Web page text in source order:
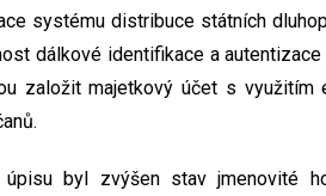
systému distribuce státních
dálkové identifikace a
založit majetkový účet s využitím
byl zvýšen stav jmenovité